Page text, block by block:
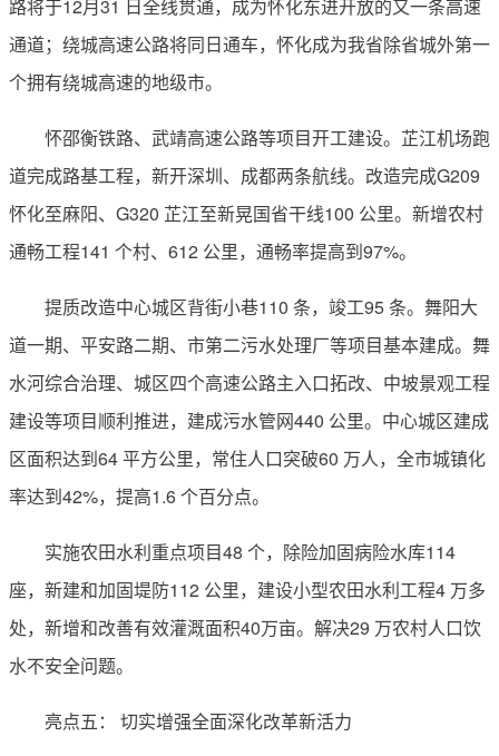
路将于12月31 日全线贯通，成为怀化东进开放的又一条高速
通道；绕城高速公路将同日通车，怀化成为我省除省城外第一
个拥有绕城高速的地级市。
怀邵衡铁路、武靖高速公路等项目开工建设。芷江机场跑
道完成路基工程，新开深圳、成都两条航线。改造完成G209
怀化至麻阳、G320 芷江至新晃国省干线100 公里。新增农村
通畅工程141 个村、612 公里，通畅率提高到97%。
提质改造中心城区背街小巷110 条，竣工95 条。舞阳大
道一期、平安路二期、市第二污水处理厂等项目基本建成。舞
水河综合治理、城区四个高速公路主入口拓改、中坡景观工程
建设等项目顺利推进，建成污水管网440 公里。中心城区建成
区面积达到64 平方公里，常住人口突破60 万人，全市城镇化
率达到42%，提高1.6 个百分点。
实施农田水利重点项目48 个，除险加固病险水库114
座，新建和加固堤防112 公里，建设小型农田水利工程4 万多
处，新增和改善有效灌溉面积40万亩。解决29 万农村人口饮
水不安全问题。
亮点五： 切实增强全面深化改革新活力